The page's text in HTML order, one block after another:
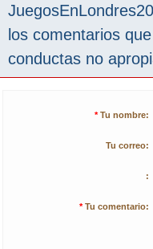
los comentarios
conductas no
* Tu nombre:
Tu correo:
:
* Tu comentario: